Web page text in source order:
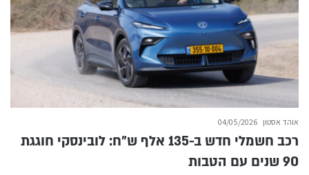
אוהד אסטון 04/05/2026
רכב חשמלי חדש ב-135 אלף ש״ח: לובינסקי חוגגת
90 שנים עם הטבות